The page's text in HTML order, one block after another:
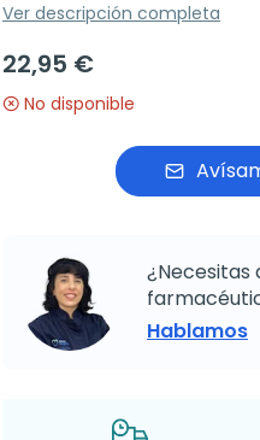
Ver descripción completa
22,95 €
No disponible
¿Necesitas
Hablamos